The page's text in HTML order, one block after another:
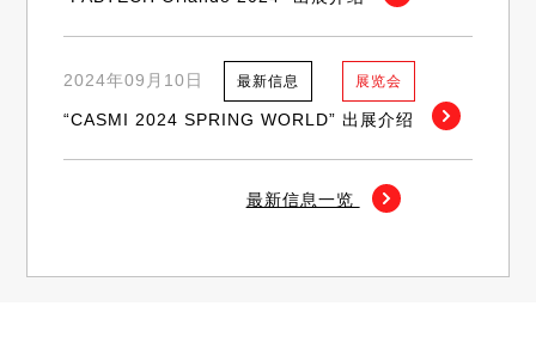
2024年09月10日 最新信息 展览会
“CASMI 2024 SPRING WORLD” 出展介绍
最新信息一览